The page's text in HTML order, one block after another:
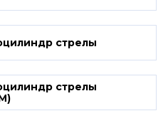
стрелы
стрелы